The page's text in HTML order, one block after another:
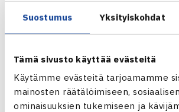
Suostumus Yksityiskohdat
Tämä sivusto käyttää evästeitä
Käytämme evästeitä tarjoamamme
mainosten räätälöimiseen,
ominaisuuksien tukemiseen ja
ulkomailla. Aurinkoisia lukuhetkiä!
Jaa: